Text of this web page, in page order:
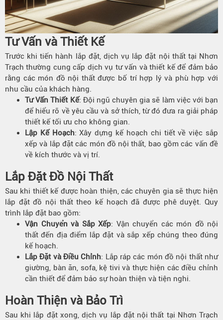
Tư Vấn và Thiết Kế
Trước khi tiến hành lắp đặt, dịch vụ lắp đặt nội thất tại Nhơn
Trạch thường cung cấp dịch vụ tư vấn và thiết kế để đảm bảo
rằng các món đồ nội thất được bố trí hợp lý và phù hợp với
nhu cầu của khách hàng.
Tư Vấn Thiết Kế: Đội ngũ chuyên gia sẽ làm việc với bạn
để hiểu rõ về yêu cầu và sở thích, từ đó đưa ra giải pháp
thiết kế tối ưu cho không gian.
Lập Kế Hoạch: Xây dựng kế hoạch chi tiết về việc sắp
xếp và lắp đặt các món đồ nội thất, bao gồm các vấn đề
về kích thước và vị trí.
Lắp Đặt Đồ Nội Thất
Sau khi thiết kế được hoàn thiện, các chuyên gia sẽ thực hiện
lắp đặt đồ nội thất theo kế hoạch đã được phê duyệt. Quy
trình lắp đặt bao gồm:
Vận Chuyển và Sắp Xếp: Vận chuyển các món đồ nội
thất đến địa điểm lắp đặt và sắp xếp chúng theo đúng
kế hoạch.
Lắp Đặt và Điều Chỉnh: Lắp ráp các món đồ nội thất như
giường, bàn ăn, sofa, kệ tivi và thực hiện các điều chỉnh
cần thiết để đảm bảo sự hoàn thiện và tiện nghi.
Hoàn Thiện và Bảo Trì
Sau khi lắp đặt xong, dịch vụ lắp đặt nội thất tại Nhơn Trạch